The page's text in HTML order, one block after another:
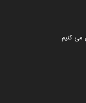
می کنیم